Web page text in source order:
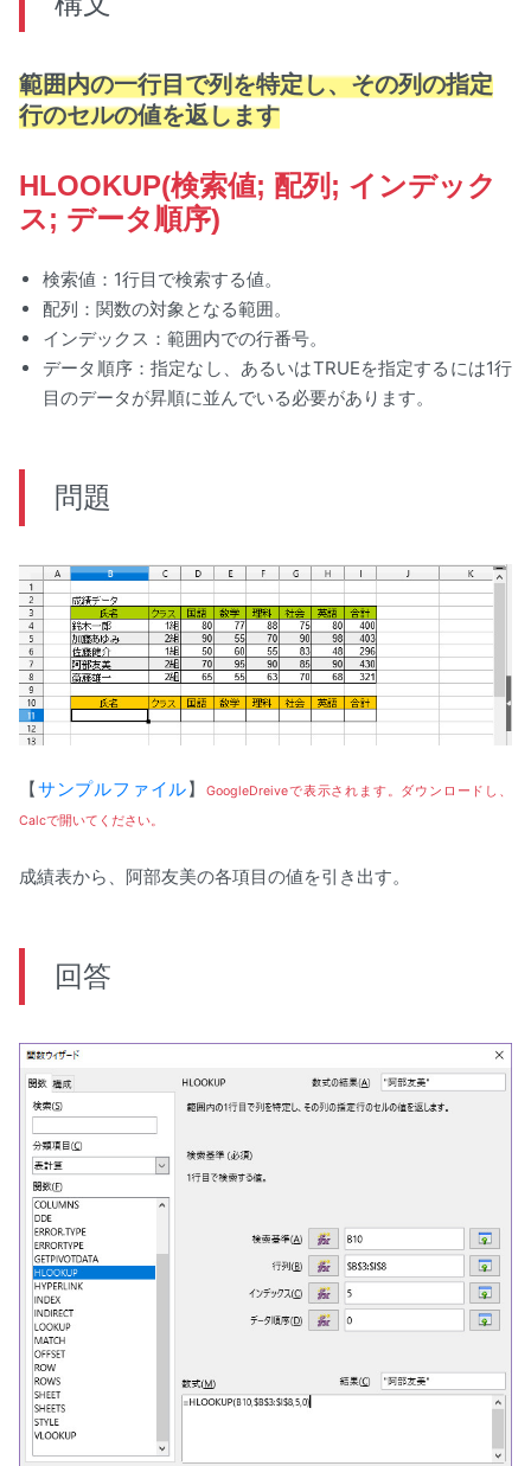
範囲内の一行目で列を特定し、その列の指定
行のセルの値を返します
HLOOKUP(検索値; 配列; インデック
ス; データ順序)
検索値：1行目で検索する値。
配列：関数の対象となる範囲。
インデックス：範囲内での行番号。
データ順序：指定なし、あるいはTRUEを指定するには1行
目のデータが昇順に並んでいる必要があります。
問題
【サンプルファイル】GoogleDreiveで表示されます。ダウンロードし、
Calcで開いてください。
成績表から、阿部友美の各項目の値を引き出す。
回答